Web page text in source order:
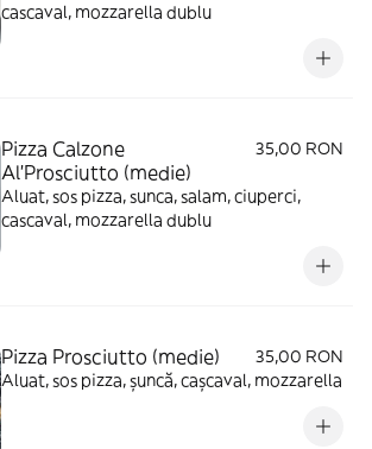
cascaval, mozzarella dublu
Pizza Calzone
Al'Prosciutto (medie)
35,00 RON
Aluat, sos pizza, sunca, salam, ciuperci,
cascaval, mozzarella dublu
Pizza Prosciutto (medie)
35,00 RON
Aluat, sos pizza, șuncă, cașcaval, mozzarella